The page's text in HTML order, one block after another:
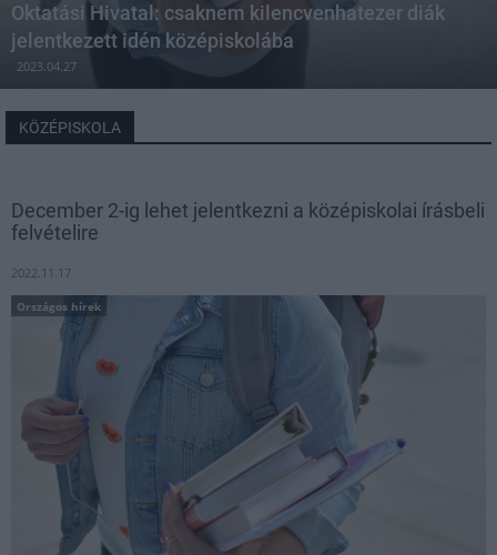
Oktatási Hivatal: csaknem kilencvenhatezer diák
jelentkezett idén középiskolába
2023.04.27
KÖZÉPISKOLA
December 2-ig lehet jelentkezni a középiskolai írásbeli
felvételire
2022.11.17
Országos hírek